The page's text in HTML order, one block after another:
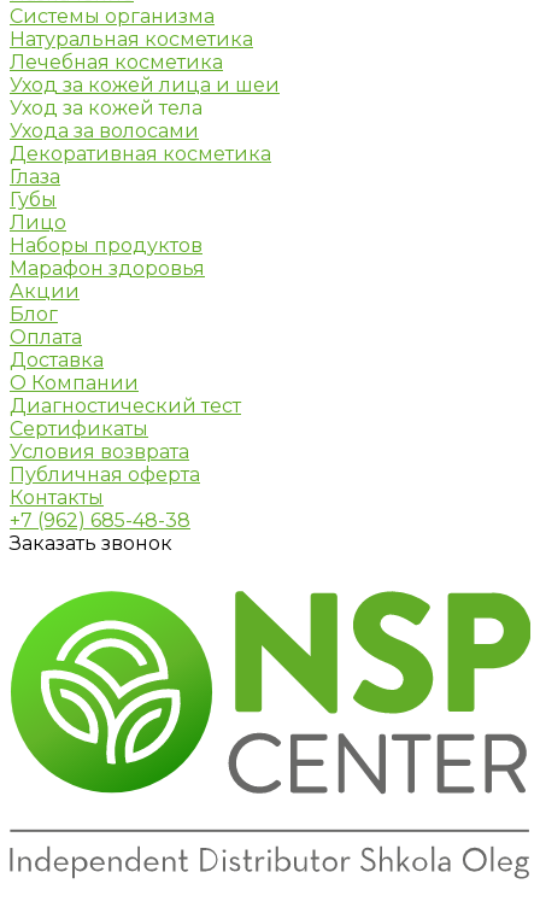
Системы организма
Натуральная косметика
Лечебная косметика
Уход за кожей лица и шеи
Уход за кожей тела
Ухода за волосами
Декоративная косметика
Глаза
Губы
Лицо
Наборы продуктов
Марафон здоровья
Акции
Блог
Оплата
Доставка
О Компании
Диагностический тест
Сертификаты
Условия возврата
Публичная оферта
Контакты
+7 (962) 685-48-38
Заказать звонок